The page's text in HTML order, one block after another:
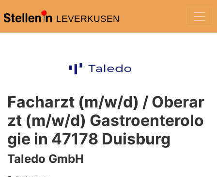
LEVERKUSEN
Facharzt (m/w/d) / Oberar
zt (m/w/d) Gastroenterolo
gie in 47178 Duisburg
Taledo GmbH